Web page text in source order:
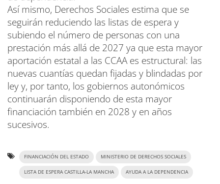
Así mismo, Derechos Sociales estima que se
seguirán reduciendo las listas de espera y
subiendo el número de personas con una
prestación más allá de 2027 ya que esta mayor
aportación estatal a las CCAA es estructural: las
nuevas cuantías quedan fijadas y blindadas por
ley y, por tanto, los gobiernos autonómicos
continuarán disponiendo de esta mayor
financiación también en 2028 y en años
sucesivos.
FINANCIACIÓN DEL ESTADO MINISTERIO DE DERECHOS SOCIALES
LISTA DE ESPERA CASTILLA-LA MANCHA AYUDA A LA DEPENDENCIA